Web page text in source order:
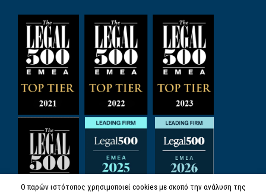
Ο παρών ιστότοπος χρησιμοποιεί cookies με σκοπό την ανάλυση της